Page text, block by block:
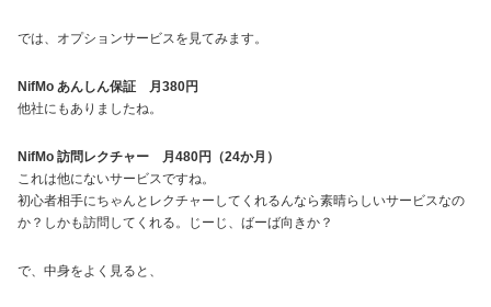
では、オプションサービスを見てみます。
NifMo あんしん保証 月380円
他社にもありましたね。
NifMo 訪問レクチャー 月480円（24か月）
これは他にないサービスですね。
初心者相手にちゃんとレクチャーしてくれるんなら素晴らしいサービスなの
か？しかも訪問してくれる。じーじ、ばーば向きか？
で、中身をよく見ると、